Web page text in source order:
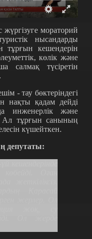
жүргізуге мораторий
нысандарды
тұрғын кешендерін
көлік және
салмақ түсіретін
- тау бөктеріндегі
нақты қадам дейді
инженерлік және
Ал тұрғын санының
күшейткен.
депутаты: